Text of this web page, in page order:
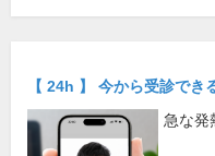
【 24h 】 今から受診でき
急な発